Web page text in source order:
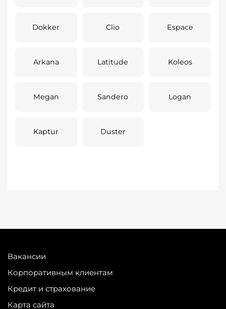
Dokker Clio Espace
Arkana Latitude Koleos
Megan Sandero Logan
Kaptur Duster
Вакансии
Корпоративным клиентам
Кредит и страхование
Карта сайта